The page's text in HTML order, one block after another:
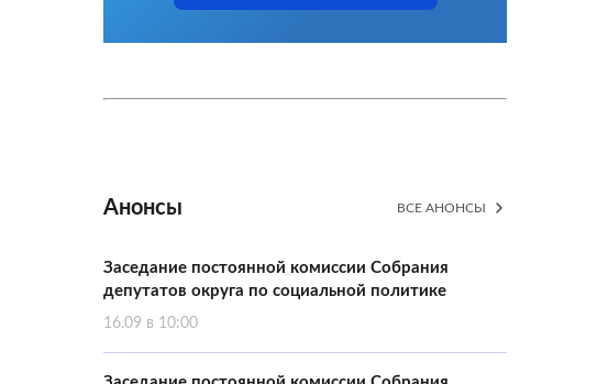
Анонсы ВСЕ АНОНСЫ
Заседание постоянной комиссии Собрания
депутатов округа по социальной политике
16.09 в 10:00